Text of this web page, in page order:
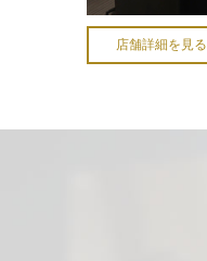
店舗詳細を見る